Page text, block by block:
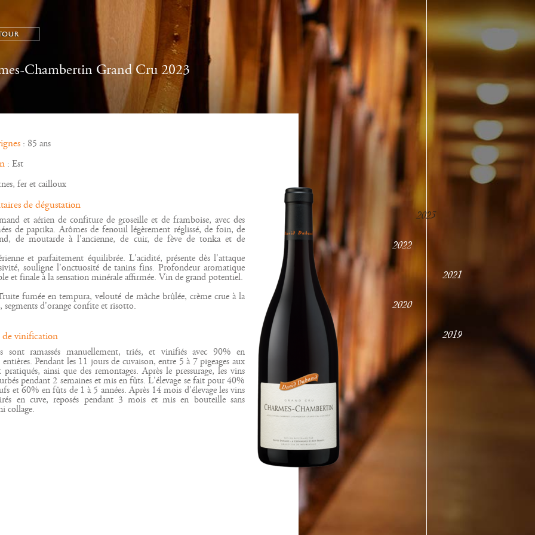
2023
2022
2021
2020
2019
Chambertin Grand Cru 2023
: 85 ans
: Est
fer et cailloux
de dégustation
et aérien de confiture de groseille et de framboise, avec des
de paprika. Arômes de fenouil légèrement réglissé, de foin, de
de moutarde à l'ancienne, de cuir, de fève de tonka et de
et parfaitement équilibrée. L'acidité, présente dès l'attaque
souligne l'onctuosité de tanins fins. Profondeur aromatique
et finale à la sensation minérale affirmée. Vin de grand potentiel.
fumée en tempura, velouté de mâche brûlée, crème crue à la
segments d'orange confite et risotto.
vinification
sont ramassés manuellement, triés, et vinifiés avec 90% en
entières. Pendant les 11 jours de cuvaison, entre 5 à 7 pigeages aux
pratiqués, ainsi que des remontages. Après le pressurage, les vins
pendant 2 semaines et mis en fûts. L'élevage se fait pour 40%
et 60% en fûts de 1 à 5 années. Après 14 mois d'élevage les vins
en cuve, reposés pendant 3 mois et mis en bouteille sans
collage.